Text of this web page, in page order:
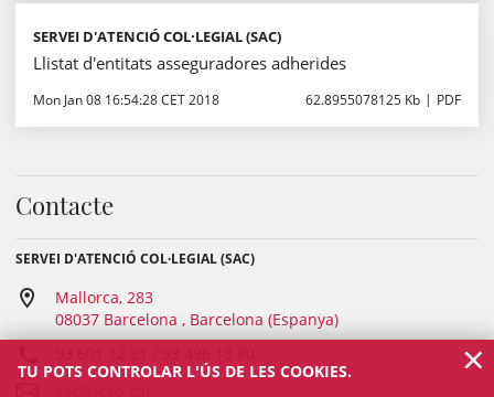
SERVEI D'ATENCIÓ COL·LEGIAL (SAC)
Llistat d'entitats asseguradores adherides
Mon Jan 08 16:54:28 CET 2018 62.8955078125 Kb PDF
Contacte
SERVEI D'ATENCIÓ COL·LEGIAL (SAC)
Mallorca, 283
08037 Barcelona , Barcelona (Espanya)
TU POTS CONTROLAR L'ÚS DE LES COOKIES.
×